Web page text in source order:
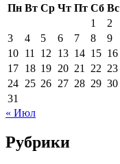
Пн Вт Ср Чт Пт Сб Вс
1
2
3
4 5 6 7 8
9
10 11 12 13 14 15 16
17 18 19 20 21 22 23
24 25 26 27 28 29 30
31
« Июл
Рубрики